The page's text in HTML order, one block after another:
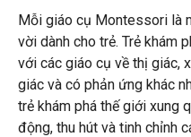
Mỗi giáo cụ Montessori là
vời dành cho trẻ. Trẻ khám
với các giáo cụ về thị giác,
giác và có phản ứng khác
trẻ khám phá thế giới xung
động, thu hút và tinh chỉnh